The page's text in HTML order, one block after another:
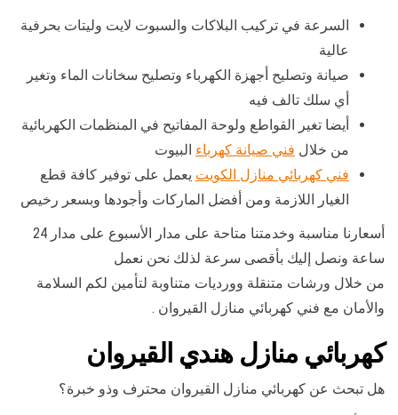
السرعة في تركيب البلاكات والسبوت لايت وليتات بحرفية
عالية
صيانة وتصليح أجهزة الكهرباء وتصليح سخانات الماء وتغير
أي سلك تالف فيه
أيضا تغير القواطع ولوحة المفاتيح في المنظمات الكهربائية
من خلال فني صيانة كهرباء البيوت
فني كهربائي منازل الكويت يعمل على توفير كافة قطع
الغيار اللازمة ومن أفضل الماركات وأجودها وبسعر رخيص
أسعارنا مناسبة وخدمتنا متاحة على مدار الأسبوع على مدار 24
ساعة ونصل إليك بأقصى سرعة لذلك نحن نعمل
من خلال ورشات متنقلة وورديات متناوبة لتأمين لكم السلامة
والأمان مع فني كهربائي منازل القيروان .
كهربائي منازل هندي القيروان
هل تبحث عن كهربائي منازل القيروان محترف وذو خبرة؟